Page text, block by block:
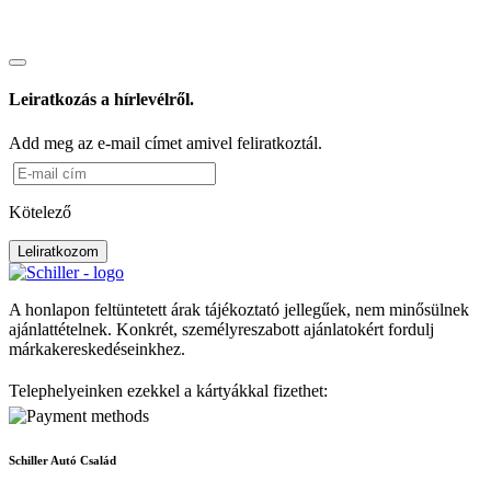
Leiratkozás a hírlevélről.
Add meg az e-mail címet amivel feliratkoztál.
Kötelező
Leliratkozom
A honlapon feltüntetett árak tájékoztató jellegűek, nem minősülnek
ajánlattételnek. Konkrét, személyreszabott ajánlatokért fordulj
márkakereskedéseinkhez.
Telephelyeinken ezekkel a kártyákkal fizethet:
Schiller Autó Család